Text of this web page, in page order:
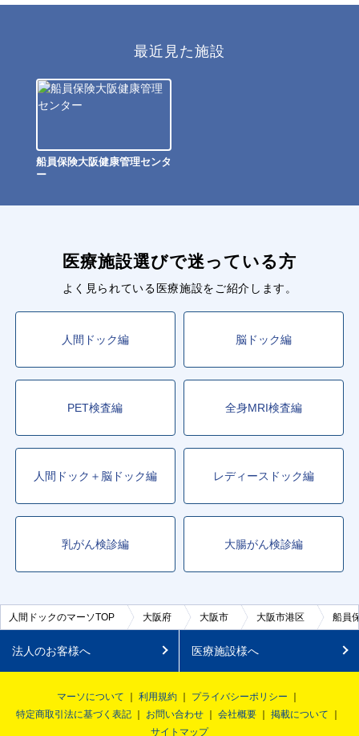
最近見た施設
船員保険大阪健康管理センタ
ー
医療施設選びで迷っている方
よく見られている医療施設をご紹介します。
人間ドック編 脳ドック編
PET検査編 全身MRI検査編
人間ドック＋脳ドック編 レディースドック編
乳がん検診編 大腸がん検診編
人間ドックのマーソTOP 大阪府 大阪市 大阪市港区 船員
法人のお客様へ 医療施設様へ
マーソについて 利用規約
プライバシーポリシー
特定商取引法に基づく表記
お問い合わせ 会社概要
掲載について
サイトマップ